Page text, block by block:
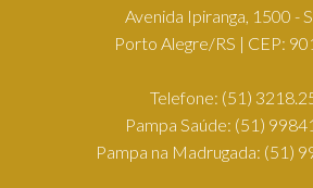
Avenida Ipiranga, 1500 -
Porto Alegre/RS | CEP:
Telefone: (51)
Pampa Saúde: (51)
Pampa na Madrugada: (51)